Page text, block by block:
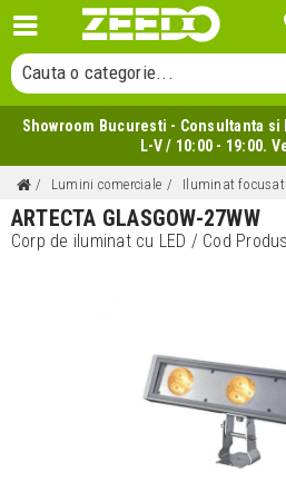
Cauta un produs...
Cauta o categorie...
Cauta un producator...
Cauta un produs...
Showroom Bucuresti - Consultanta
L-V / 10:00 - 19:00.
Lumini comerciale Iluminat focusat
ARTECTA GLASGOW-27WW
Corp de iluminat cu LED / Cod